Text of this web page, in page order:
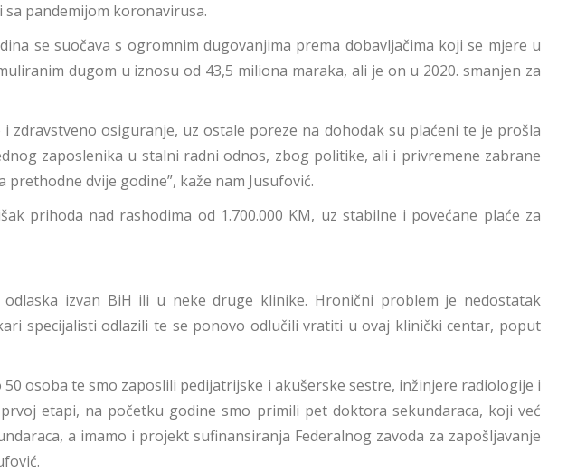
pandemijom koronavirusa.
se suočava s ogromnim dugovanjima prema dobavljačima koji se mjere u
dugom u iznosu od 43,5 miliona maraka, ali je on u 2020. smanjen za
osiguranje, uz ostale poreze na dohodak su plaćeni te je prošla
zaposlenika u stalni radni odnos, zbog politike, ali i privremene zabrane
dvije godine”, kaže nam Jusufović.
prihoda nad rashodima od 1.700.000 KM, uz stabilne i povećane plaće za
izvan BiH ili u neke druge klinike. Hronični problem je nedostatak
specijalisti odlazili te se ponovo odlučili vratiti u ovaj klinički centar, poput
osoba te smo zaposlili pedijatrijske i akušerske sestre, inžinjere radiologije i
etapi, na početku godine smo primili pet doktora sekundaraca, koji već
a imamo i projekt sufinansiranja Federalnog zavoda za zapošljavanje